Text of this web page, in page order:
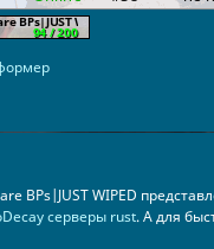
BPs|JUST WIPED
серверы rust. А для